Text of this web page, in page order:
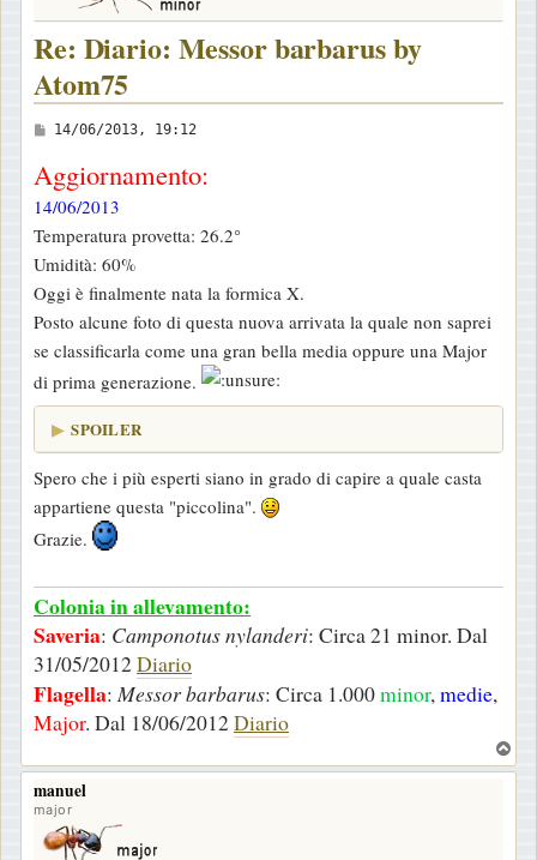
Re: Diario: Messor barbarus by
Atom75
M
s
s
a
g
g
i
o
14/06/2013, 19:12
Aggiornamento:
14/06/2013
Temperatura provetta: 26.2°
Umidità: 60%
Oggi è finalmente nata la formica X.
Posto alcune foto di questa nuova arrivata la quale non saprei
se classificarla come una gran bella media oppure una Major
di prima generazione.
SPOILER
Spero che i più esperti siano in grado di capire a quale casta
appartiene questa "piccolina".
Grazie.
Colonia in allevamento:
Saveria: Camponotus nylanderi: Circa 21 minor. Dal
31/05/2012Diario
Flagella: Messor barbarus: Circa 1.000minor,medie,
Major. Dal 18/06/2012Diario
o
manuel
major